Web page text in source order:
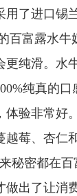
用了进口锡
百富露水
更纯滑。水
纯真的
体验非常好
越莓、杏仁
秘密都在
做出了让消